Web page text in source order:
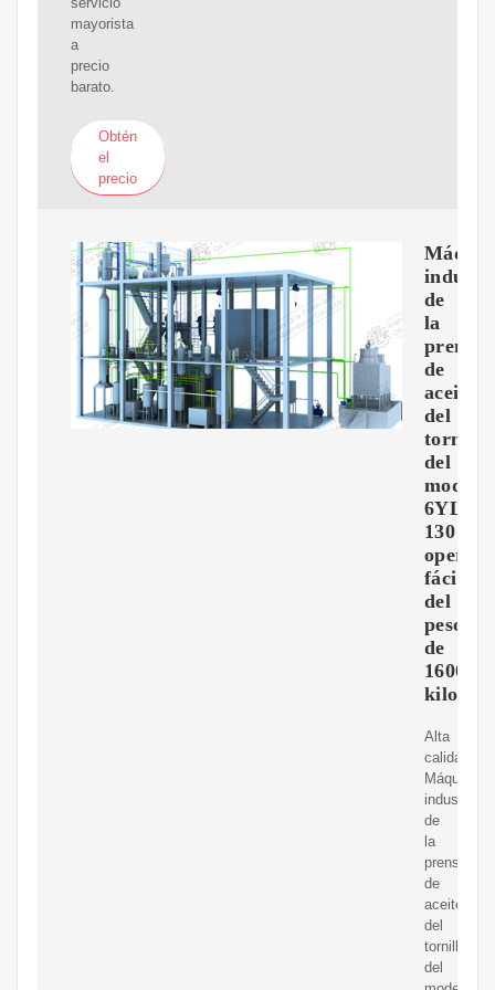
mayorista
a
precio
barato.
Obtén
el
precio
de
la
prensa
de
aceite
del
tornillo
del
modelo
6YL-
130
fácil
del
peso
de
1600
Alta
calidad
Máquina
industrial
de
la
prensa
de
aceite
del
tornillo
del